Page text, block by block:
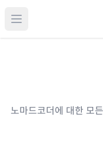
노마드코더에 대한 모